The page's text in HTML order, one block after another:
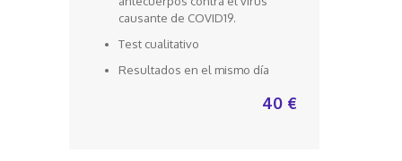
causante de COVID19.
Test cualitativo
Resultados en el mismo día
40 €